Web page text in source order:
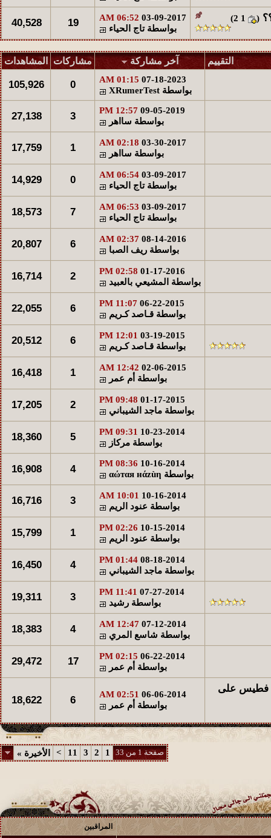
مشاركات المشاهدات آخر مشاركة
28
26673 آخر رد: ريف الصبا (
1
2
)
03-09-2017
06:52 AM
بواسطةتاج الحياء 19
40,528
التقييم آخر مشاركة مشاركات المشاهدات
07-18-2023
01:15 AM
بواسطة XRumerTest
0
105,926
09-05-2019
12:57 PM
بواسطة سااهر 3
27,138
03-30-2017
02:18 AM
بواسطة سااهر 1
17,759
03-09-2017
06:54 AM
بواسطةتاج الحياء 0
14,929
03-09-2017
06:53 AM
بواسطةتاج الحياء 7
18,573
08-14-2016
02:37 AM
بواسطة ريف الصبا 6
20,807
01-17-2016
02:58 PM
بواسطة
المشيعي بالعبيد 2
16,714
06-22-2015
11:07 PM
بواسطة قـاصد كـريم 6
22,055
03-19-2015
12:01 PM
بواسطة قـاصد كـريم 6
20,512
02-06-2015
12:42 AM
بواسطة أم عمر 1
16,418
01-17-2015
09:48 PM
بواسطة ماجد الشيباني 2
17,205
10-23-2014
09:31 PM
بواسطة مركاز 5
18,360
10-16-2014
08:36 PM
بواسطة αώтαя нάzùη
4
16,908
10-16-2014
10:01 AM
بواسطة عنود الريم 3
16,716
10-15-2014
02:26 PM
بواسطة عنود الريم 1
15,799
08-18-2014
01:44 PM
بواسطة ماجد الشيباني 4
16,450
07-27-2014
11:41 PM
بواسطة رشيد 3
19,311
07-12-2014
12:47 AM
بواسطة شاسع المري 4
18,383
06-22-2014
02:15 PM
بواسطة أم عمر 17
29,472
فطيس على 06-06-2014
02:51 AM
بواسطة أم عمر 6
18,622
صفحة 1 من 33 1
2
3
11
> الأخيرة »
المراقبين